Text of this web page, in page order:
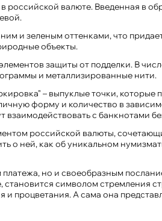
валюте. Введенная в
и зеленым оттенками, что
объекты.
защиты от подделки. В
и металлизированные нити.
– выпуклые точки,
форму и количество в
с банкнотами
российской валюты,
о ней, как об уникальном
но и своеобразным
символом стремления
процветания. А сама она